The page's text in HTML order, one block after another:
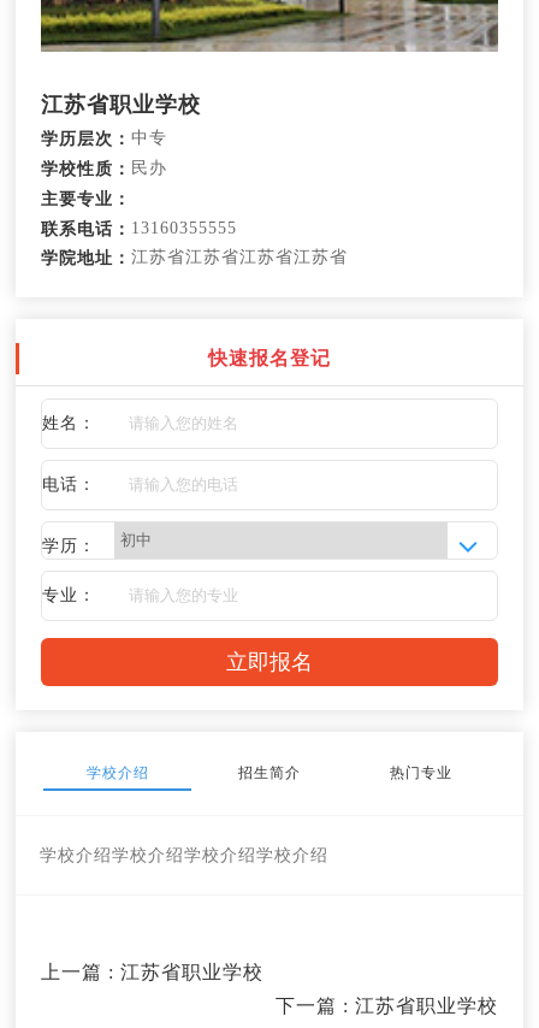
江苏省职业学校
学历层次：中专
学校性质： 民办
主要专业：
联系电话： 13160355555
学院地址：江苏省江苏省江苏省江苏省
快速报名登记
姓名：
电话：
学历：
专业：
学校介绍 招生简介 热门专业
学校介绍学校介绍学校介绍学校介绍
上一篇 : 江苏省职业学校
下一篇 : 江苏省职业学校